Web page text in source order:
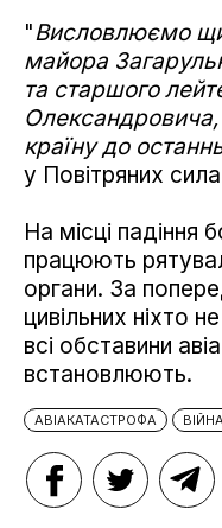
"Висловлюємо
майора
та старшого
країну до
у Повітряних
На місці падіння
працюють
органи. За
цивільних ніхто
всі обставини
встановлюють.
АВІАКАТАСТРОФА